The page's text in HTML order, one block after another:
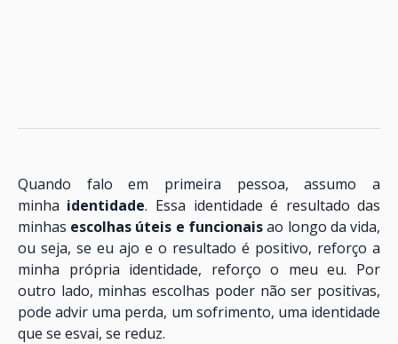
Quando falo em primeira pessoa, assumo a
minha identidade. Essa identidade é resultado das
minhas escolhas úteis e funcionaisao longo da vida,
ou seja, se eu ajo e o resultado é positivo, reforço a
minha própria identidade, reforço o meu eu. Por
outro lado, minhas escolhas poder não ser positivas,
pode advir uma perda, um sofrimento, uma identidade
que se esvai, se reduz.